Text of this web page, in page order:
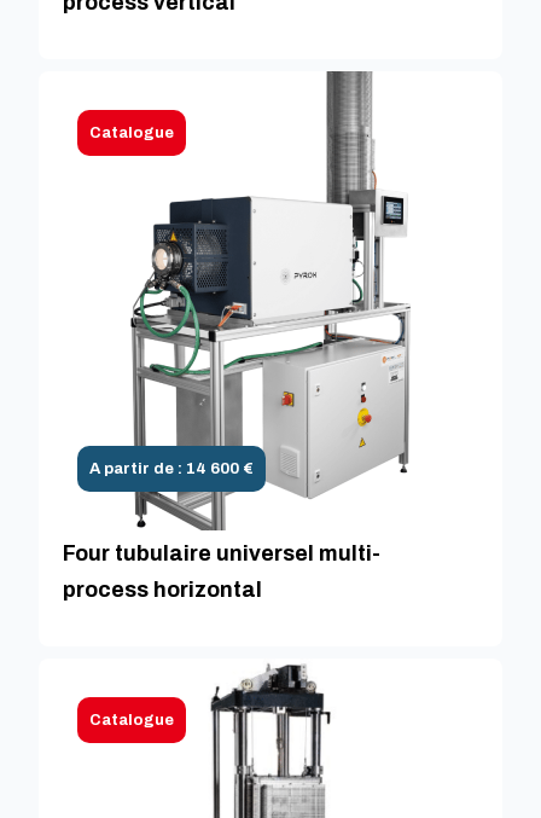
Catalogue
A partir de : 14 600 €
Four tubulaire universel multi-
process horizontal
Catalogue